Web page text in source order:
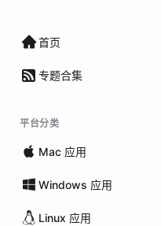
首页
专题合集
平台分类
Mac 应用
Windows 应用
Linux 应用